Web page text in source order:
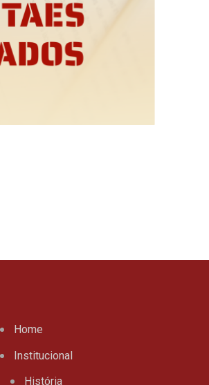
Home
Institucional
História